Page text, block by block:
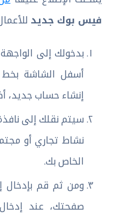
فيس بوك جديد
بدخولك إلى
أسفل الشاشة بخط
إنشاء حساب جديد،
سيتم نقلك إلى
نشاط تجاري أو
الخاص بك.
ومن ثم قم بإدخال
صفحتك، عند